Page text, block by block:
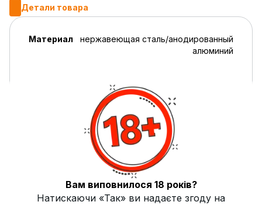
Детали товара
Материал
нержавеющая сталь/анодированный
алюминий
шахта, мундштук, колба,
силиконовый шланг, тарелка,
уплотнитель под чашу, чаша,
съемный диффузор
Страна производитель
Вам виповнилося 18 років?
Натискаючи «Так» ви надаєте згоду на